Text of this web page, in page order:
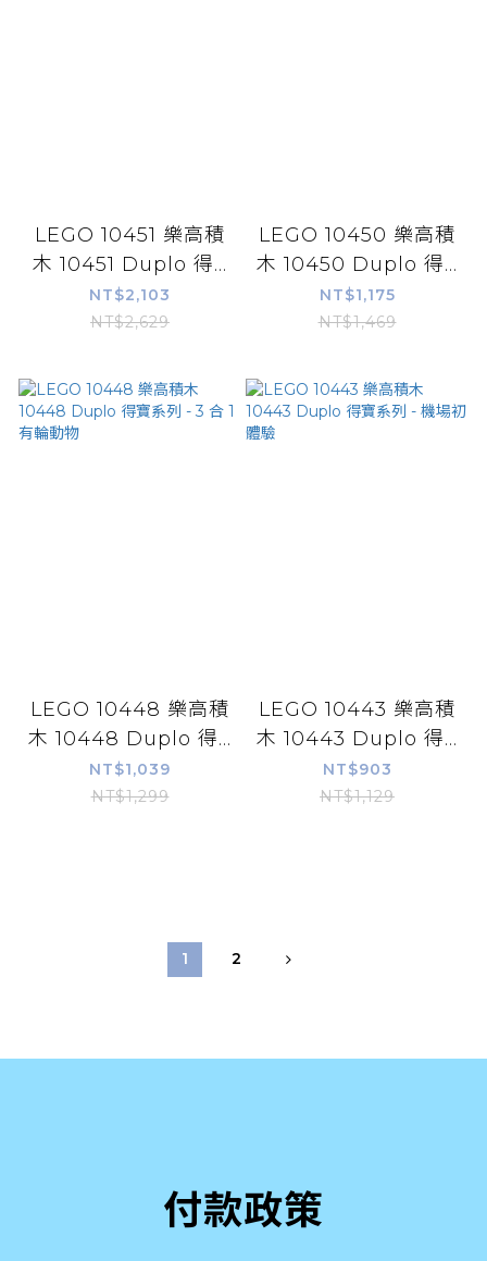
LEGO 10451 樂高積
木 10451 Duplo 得...
NT$2,103
NT$2,629
LEGO 10450 樂高積
木 10450 Duplo 得...
NT$1,175
NT$1,469
LEGO 10448 樂高積
木 10448 Duplo 得...
NT$1,039
NT$1,299
LEGO 10443 樂高積
木 10443 Duplo 得...
NT$903
NT$1,129
1 2
付款政策